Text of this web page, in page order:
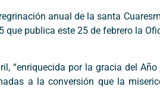
anual de la santa
publica este 25 de febrero la
“enriquecida por la gracia del
a la conversión que la